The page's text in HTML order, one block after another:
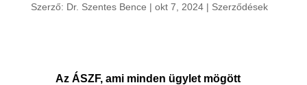
Szerző: Dr. Szentes Bence | okt 7, 2024| Szerződések
Az ÁSZF, ami minden ügylet mögött